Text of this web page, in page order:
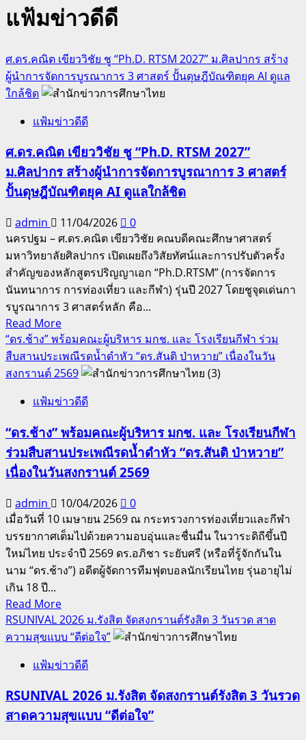
แฟ้มข่าวดีดี
ศ.ดร.คณิต เขียววิชัย ชู “Ph.D. RTSM 2027” ม.ศิลปากร สร้าง
ผู้นำการจัดการบูรณาการ 3 ศาสตร์ ปั้นดุษฎีบัณฑิตยุค AI ดูแล
ใกล้ชิด
แฟ้มข่าวดีดี
ศ.ดร.คณิต เขียววิชัย ชู “Ph.D. RTSM 2027”
ม.ศิลปากร สร้างผู้นำการจัดการบูรณาการ 3 ศาสตร์
ปั้นดุษฎีบัณฑิตยุค AI ดูแลใกล้ชิด
admin 11/04/2026
0
นครปฐม – ศ.ดร.คณิต เขียววิชัย คณบดีคณะศึกษาศาสตร์
มหาวิทยาลัยศิลปากร เปิดเผยถึงวิสัยทัศน์และการปรับตัวครั้ง
สำคัญของหลักสูตรปริญญาเอก “Ph.D.RTSM” (การจัดการ
นันทนาการ การท่องเที่ยว และกีฬา) รุ่นปี 2027 โดยชูจุดเด่นกา
รบูรณาการ 3 ศาสตร์หลัก คือ...
Read MoreRead
more
about
ศ.ดร.คณิต
วิชัย
“Ph.D.
RTSM
2027”
ม.ศิลปากร
สร้าง
ผู้นำ
การ
จัด
กา
รณา
การ
3
ปั้น
บัณฑิต
ยุค
“ดร.ช้าง” พร้อมคณะผู้บริหาร มกช. และ โรงเรียนกีฬา ร่วม
สืบสานประเพณีรดน้ำดำหัว “ดร.สันติ ป่าหวาย” เนื่องในวัน
สงกรานต์ 2569
แฟ้มข่าวดีดี
“ดร.ช้าง” พร้อมคณะผู้บริหาร มกช. และ โรงเรียนกีฬา
ร่วมสืบสานประเพณีรดน้ำดำหัว “ดร.สันติ ป่าหวาย”
เนื่องในวันสงกรานต์ 2569
admin 10/04/2026
0
เมื่อวันที่ 10 เมษายน 2569 ณ กระทรวงการท่องเที่ยวและกีฬา
บรรยากาศเต็มไปด้วยความอบอุ่นและชื่นมื่น ในวาระดิถีขึ้นปี
ใหม่ไทย ประจำปี 2569 ดร.อภิชา ระยับศรี (หรือที่รู้จักกันใน
นาม “ดร.ช้าง”) อดีตผู้จัดการทีมฟุตบอลนักเรียนไทย รุ่นอายุไม่
เกิน 18 ปี...
Read MoreRead
more
about
พร้อม
ผู้
บริหาร
RSUNIVAL 2026 ม.รังสิต จัดสงกรานต์รังสิต 3 วันรวด สาด
ความสุขแบบ “ดีต่อใจ”
แฟ้มข่าวดีดี
RSUNIVAL 2026 ม.รังสิต จัดสงกรานต์รังสิต 3 วันรวด
สาดความสุขแบบ “ดีต่อใจ”